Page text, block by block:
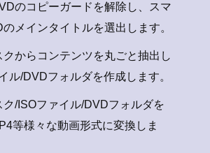
のコピーガードを解除し、スマ
メインタイトルを選出します。
クからコンテンツを丸ごと抽出し
ル/DVDフォルダを作成します。
ク/ISOファイル/DVDフォルダを
等様々な動画形式に変換しま